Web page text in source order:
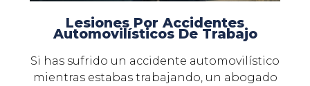
Lesiones Por Accidentes
Automovilísticos De Trabajo
Si has sufrido un accidente automovilístico
mientras estabas trabajando, un abogado